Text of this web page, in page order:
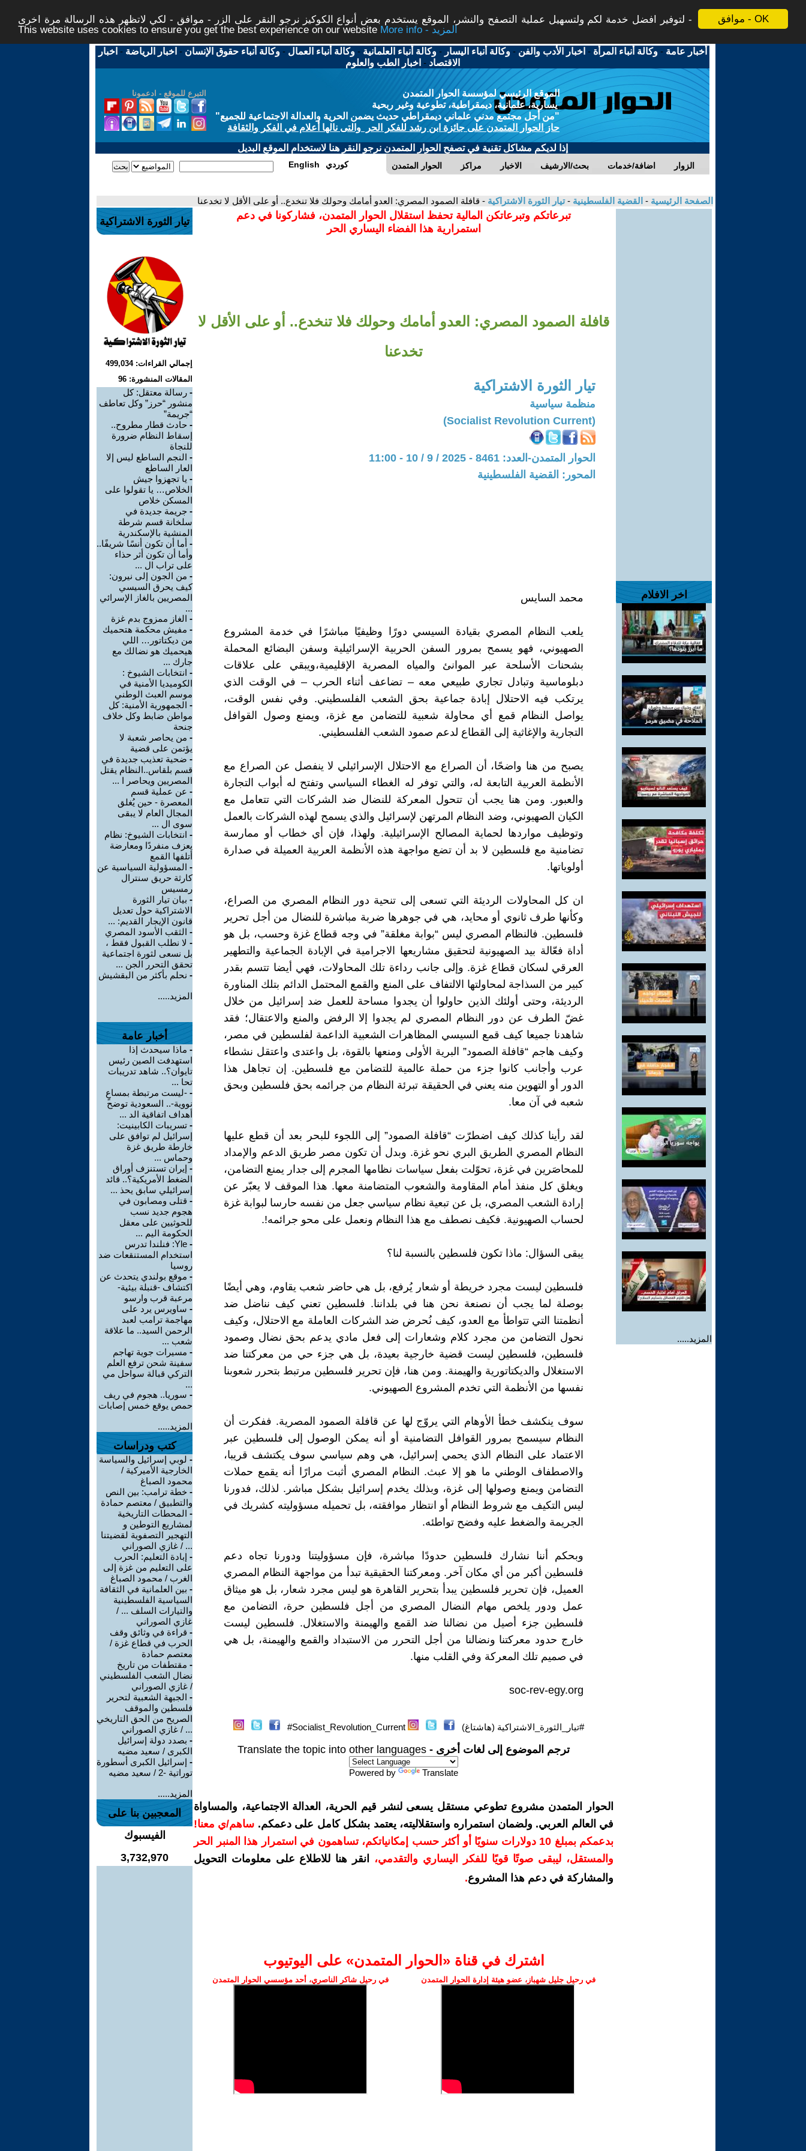
موافق - OK
لتوفير افضل خدمة لكم ولتسهيل عملية التصفح والنشر، الموقع يستخدم بعض أنواع الكوكيز نرجو النقر على الزر - موافق - لكي لاتظهر هذه الرسالة مرة اخرى -
This website uses cookies to ensure you get the best experience on our website
More info - المزيد
أخبار عامة -وكالة أنباء المرأة - اخبار الأدب والفن -وكالة أنباء اليسار -وكالة أنباء العلمانية -وكالة أنباء العمال -وكالة أنباء حقوق الإنسان - اخبار الرياضة - اخبار
الاقتصاد - اخبار الطب والعلوم
التبرع للموقع - ادعمونا
الموقع الرئيسي لمؤسسة الحوار المتمدن
يسارية، علمانية، ديمقراطية، تطوعية وغير ربحية
"من أجل مجتمع مدني علماني ديمقراطي حديث يضمن الحرية والعدالة الاجتماعية للجميع"
حاز الحوار المتمدن على جائزة ابن رشد للفكر الحر والتى نالها أعلام في الفكر والثقافة
إذا لديكم مشاكل تقنية في تصفح الحوار المتمدن نرجو النقر هنا لاستخدام الموقع البديل
الحوار المتمدن مراكز الاخبار بحث/الارشيف اضافة/خدمات الزوار English كوردي
الصفحة الرئيسية - القضية الفلسطينية -تيار الثورة الاشتراكية - قافلة الصمود المصري: العدو أمامك وحولك فلا تنخدع.. أو على الأقل لا تخدعنا
اخر الافلام
المزيد.....
تبرعاتكم وتبرعاتكن المالية تحفظ استقلال الحوار المتمدن، فشاركونا في دعم
استمرارية هذا الفضاء اليساري الحر
قافلة الصمود المصري: العدو أمامك وحولك فلا تنخدع.. أو على الأقل لا
تخدعنا
تيار الثورة الاشتراكية
منظمة سياسية
(Socialist Revolution Current)
الحوار المتمدن-العدد: 8461 - 2025 / 9 / 10 - 11:00
المحور: القضية الفلسطينية
محمد السايس
يلعب النظام المصري بقيادة السيسي دورًا وظيفيًا مباشرًا في خدمة المشروع
الصهيوني، فهو يسمح بمرور السفن الحربية الإسرائيلية وسفن البضائع المحملة
بشحنات الأسلحة عبر الموانئ والمياه المصرية الإقليمية،ويبقي على علاقات
دبلوماسية وتبادل تجاري طبيعي معه – تضاعف أثناء الحرب – في الوقت الذي
يرتكب فيه الاحتلال إبادة جماعية بحق الشعب الفلسطيني. وفي نفس الوقت،
يواصل النظام قمع أي محاولة شعبية للتضامن مع غزة، ويمنع وصول القوافل
التجارية والإغاثية إلى القطاع لدعم صمود الشعب الفلسطيني.
يصبح من هنا واضحًا، أن الصراع مع الاحتلال الإسرائيلي لا ينفصل عن الصراع مع
الأنظمة العربية التابعة له، والتي توفر له الغطاء السياسي وتفتح له أبواب التجارة
والعبور. ومن هنا يجب أن تتحول المعركة للنضال ضد الشركات التي تتعامل مع
الكيان الصهيوني، وضد النظام المرتهن لإسرائيل والذي يسمح لهذه الشركات بالعمل
وتوظيف مواردها لحماية المصالح الإسرائيلية. ولهذا، فإن أي خطاب أو ممارسة
تضامنية مع فلسطين لا بد أن تضع مواجهة هذه الأنظمة العربية العميلة في صدارة
أولوياتها.
ان كل المحاولات الرديئة التي تسعى إلى تنحية دور النظام المصري من الصراع،
وكأنها طرف ثانوي أو محايد، هي في جوهرها ضربة مباشرة للنضال من أجل تحرير
فلسطين. فالنظام المصري ليس “بوابة مغلقة” في وجه قطاع غزة وحسب، بل هو
أداة فعّالة بيد الصهيونية لتحقيق مشاريعها الاجرامية في الإبادة الجماعية والتطهير
العرقي لسكان قطاع غزة. وإلى جانب رداءة تلك المحاولات، فهي أيضا تتسم بقدر
كبير من السذاجة لمحاولتها الالتفاف على المنع والقمع المحتمل الدائم بتلك المناورة
الرديئة، وحتى أولئك الذين حاولوا أن يجدوا مساحة للعمل ضد إسرائيل من خلال
غضّ الطرف عن دور النظام المصري لم يجدوا إلا الرفض والمنع والاعتقال؛ فقد
شاهدنا جميعا كيف قمع السيسي المظاهرات الشعبية الداعمة لفلسطين في مصر،
وكيف هاجم “قافلة الصمود” البرية الأولى ومنعها بالقوة، بل واعتدى واعتقل نشطاء
عرب وأجانب كانوا جزء من حملة عالمية للتضامن مع فلسطين. إن تجاهل هذا
الدور أو التهوين منه يعني في الحقيقة تبرئة النظام من جرائمه بحق فلسطين وبحق
شعبه في آن معا.
لقد رأينا كذلك كيف اضطرّت “قافلة الصمود” إلى اللجوء للبحر بعد أن قطع عليها
النظام المصري الطريق البري نحو غزة. وبدل أن تكون مصر طريق الدعم والإمداد
للمحاصَرين في غزة، تحوّلت بفعل سياسات نظامها المجرم إلى جدار يمنع التضامن،
ويغلق كل منفذ أمام المقاومة والشعوب المتضامنة معها. هذا الموقف لا يعبّر عن
إرادة الشعب المصري، بل عن تبعية نظام سياسي جعل من نفسه حارسا لبوابة غزة
لحساب الصهيونية. فكيف نصطف مع هذا النظام ونعمل على محو جرائمه!.
يبقى السؤال: ماذا تكون فلسطين بالنسبة لنا؟
فلسطين ليست مجرد خريطة أو شعار يُرفع، بل هي حاضر شعب يقاوم، وهي أيضًا
بوصلة لما يجب أن نصنعة نحن هنا في بلداننا. فلسطين تعني كيف نناضل ضد
أنظمتنا التي تتواطأ مع العدو، كيف نُحرض ضد الشركات العاملة مع الاحتلال، وكيف
نحول التضامن من مجرد كلام وشعارات إلى فعل مادي يدعم بحق نضال وصمود
فلسطين، فلسطين ليست قضية خارجية بعيدة، بل هي جزء حي من معركتنا ضد
الاستغلال والديكتاتورية والهيمنة. ومن هنا، فإن تحرير فلسطين مرتبط بتحرر شعوبنا
نفسها من الأنظمة التي تخدم المشروع الصهيوني.
سوف ينكشف خطأ الأوهام التي يروّج لها عن قافلة الصمود المصرية. ففكرت أن
النظام سيسمح بمرور القوافل التضامنية أو أنه يمكن الوصول إلى فلسطين عبر
الاعتماد على النظام الذي يحمي إسرائيل، هي وهم سياسي سوف يكتشف قريبا،
والاصطفاف الوطني ما هو إلا عبث. النظام المصري أثبت مرارًا أنه يقمع حملات
التضامن ويمنع وصولها إلى غزة، وبذلك يخدم إسرائيل بشكل مباشر. لذلك، فدورنا
ليس التكيف مع شروط النظام أو انتظار موافقته، بل تحميله مسؤوليته كشريك في
الجريمة والضغط عليه وفضح تواطئه.
وبحكم أننا نشارك فلسطين حدودًا مباشرة، فإن مسؤوليتنا ودورنا تجاه دعم
فلسطين أكبر من أي مكان آخر. ومعركتنا الحقيقية تبدأ من مواجهة النظام المصري
العميل، فإن تحرير فلسطين يبدأ بتحرير القاهرة هو ليس مجرد شعار، بل هو ميثاق
عمل ودور يلخص مهام النضال المصري من أجل فلسطين حرة، التضامن مع
فلسطين جزء أصيل من نضالنا ضد القمع والهيمنة والاستغلال. فلسطين ليست
خارج حدود معركتنا ونضالنا من أجل التحرر من الاستبداد والقمع والهيمنة، بل هي
في صميم تلك المعركة وفي القلب منها.
soc-rev-egy.org
#تيار_الثورة_الاشتراكية (هاشتاغ) Socialist_Revolution_Current#
ترجم الموضوع إلى لغات أخرى - Translate the topic into other languages
Powered by Translate
الحوار المتمدن مشروع تطوعي مستقل يسعى لنشر قيم الحرية، العدالة الاجتماعية، والمساواة
في العالم العربي. ولضمان استمراره واستقلاليته، يعتمد بشكل كامل على دعمكم. ساهم/ي معنا!
بدعمكم بمبلغ 10 دولارات سنويًا أو أكثر حسب إمكانياتكم، تساهمون في استمرار هذا المنبر الحر
والمستقل، ليبقى صوتًا قويًا للفكر اليساري والتقدمي،
انقر هنا للاطلاع على معلومات التحويل
والمشاركة في دعم هذا المشروع.
اشترك في قناة ‫«الحوار المتمدن» على اليوتيوب
في رحيل جليل شهباز، عضو هيئة إدارة الحوار المتمدن في رحيل شاكر الناصري، أحد مؤسسي الحوار المتمدن
تيار الثورة الاشتراكية
إجمالي القراءات: 499,034
المقالات المنشورة: 96
- رسالة معتقل: كل
منشور “حرز” وكل تعاطف
“جريمة”
- حادث قطار مطروح..
إسقاط النظام ضرورة
للنجاة
- النجم الساطع ليس إلا
العار الساطع
- يا تجهزوا جيش
الخلاص… يا تقولوا على
المسكن خلاص
- جريمة جديدة في
سلخانة قسم شرطة
المنشية بالإسكندرية
- أما أن تكون أنسًا شريفًا..
وأما أن تكون أثر حذاء
على تراب ال ...
- من الجون إلى نيرون:
كيف يحرق السيسي
المصريين بالغاز الإسرائي
...
- الغاز ممزوج بدم غزة
- مفيش محكمة هتحميك
من ديكتاتور… اللي
هيحميك هو نضالك مع
جارك ...
- انتخابات الشيوخ :
الكوميديا الأمنية في
موسم العبث الوطني
- الجمهورية الأمنية: كل
مواطن ضابط وكل خلاف
جنحة
- من يحاصر شعبة لا
يؤتمن على قضية
- ضحية تعذيب جديدة في
قسم بلقاس..النظام يقتل
المصريين ويحاصر ا ...
- عن عملية قسم
المعصرة - حين يُغلق
المجال العام لا يبقى
سوى ال ...
- انتخابات الشيوخ: نظام
يعزف منفردًا ومعارضة
أتلفها القمع
- المسؤولية السياسية عن
كارثة حريق سنترال
رمسيس
- بيان تيار الثورة
الاشتراكية حول تعديل
قانون الإيجار القديم: ...
- الثقب الأسود المصري
- لا نطلب القبول فقط ،
بل نسعى لثورة اجتماعية
تحقق التحرر الجن ...
- نحلم بأكثر من البقشيش
المزيد.....
أخبار عامة
- ماذا سيحدث إذا
استهدفت الصين رئيس
تايوان؟.. شاهد تدريبات
تحا ...
- -ليست مرتبطة بمساعٍ
نووية-.. السعودية توضح
أهداف اتفاقية الد ...
- تسريبات الكابينيت:
إسرائيل لم توافق على
خارطة طريق غزة
وحماس ...
- إيران تستنزف أوراق
الضغط الأمريكية؟.. قائد
إسرائيلي سابق يحذ ...
- قتلى ومصابون في
هجوم جديد نسب
للحوثيين على معقل
الحكومة اليم ...
-
Yle: فنلندا تدرس
استخدام المستنقعات ضد
روسيا
- موقع بولندي يتحدث عن
اكتشاف -قنبلة بيئية-
مرعبة قرب وارسو
- ساويرس يرد على
مهاجمة ترامب لعبد
الرحمن السيد.. ما علاقة
شعب ...
- مسيرات جوية تهاجم
سفينة شحن ترفع العلم
التركي قبالة سواحل مي
...
- سوريا.. هجوم في ريف
حمص يوقع خمس إصابات
المزيد.....
كتب ودراسات
- لوبي إسرائيل والسياسة
الخارجية الأميركية /
محمود الصباغ
- خطة ترامب: بين النص
والتطبيق / معتصم حمادة
- المحطات التاريخية
لمشاريع التوطين و
التهجير التصفوية لقضيتنا
... / غازي الصوراني
- إبادة التعليم: الحرب
على التعليم من غزة إلى
الغرب / محمود الصباغ
- بين العلمانية في الثقافة
السياسية الفلسطينية
والتيارات السلف ... /
غازي الصوراني
- قراءة في وثائق وقف
الحرب في قطاع غزة /
معتصم حمادة
- مقتطفات من تاريخ
نضال الشعب الفلسطيني
/ غازي الصوراني
- الجبهة الشعبية لتحرير
فلسطين والموقف
الصريح من الحق التاريخي
... / غازي الصوراني
- بصدد دولة إسرائيل
الكبرى / سعيد مضيه
- إسرائيل الكبرى أسطورة
توراتية -2 / سعيد مضيه
المزيد.....
المعجبين بنا على
الفيسبوك
3,732,970